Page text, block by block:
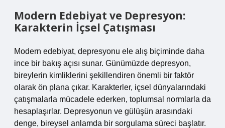
Modern Edebiyat ve Depresyon:
Karakterin İçsel Çatışması
Modern edebiyat, depresyonu ele alış biçiminde daha
ince bir bakış açısı sunar. Günümüzde depresyon,
bireylerin kimliklerini şekillendiren önemli bir faktör
olarak ön plana çıkar. Karakterler, içsel dünyalarındaki
çatışmalarla mücadele ederken, toplumsal normlarla da
hesaplaşırlar. Depresyonun ve gülüşün arasındaki
denge, bireysel anlamda bir sorgulama süreci başlatır.